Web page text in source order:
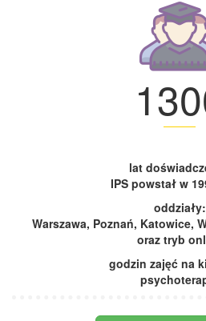
lat
IPS powstał w
oddziały:
Warszawa, Poznań, Katowice,
oraz tryb
godzin zajęć na